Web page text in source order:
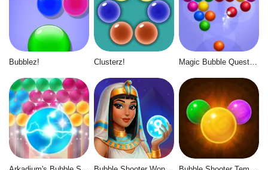
Bubblez! Clusterz! Magic Bubble Quest: Classic